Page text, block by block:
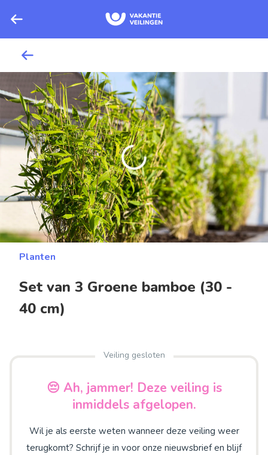
Planten
Set van 3 Groene bamboe (30 -
40 cm)
Veiling gesloten
😔 Ah, jammer! Deze veiling is
inmiddels afgelopen.
Wil je als eerste weten wanneer deze veiling weer
terugkomt? Schrijf je in voor onze nieuwsbrief en blijf